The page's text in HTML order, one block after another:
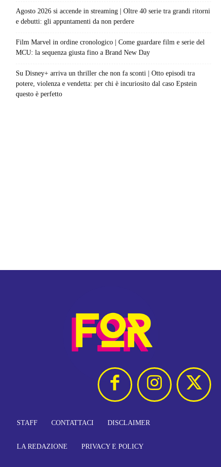
Agosto 2026 si accende in streaming | Oltre 40 serie tra grandi ritorni
e debutti: gli appuntamenti da non perdere
Film Marvel in ordine cronologico | Come guardare film e serie del
MCU: la sequenza giusta fino a Brand New Day
Su Disney+ arriva un thriller che non fa sconti | Otto episodi tra
potere, violenza e vendetta: per chi è incuriosito dal caso Epstein
questo è perfetto
STAFF CONTATTACI DISCLAIMER
LA REDAZIONE PRIVACY E POLICY